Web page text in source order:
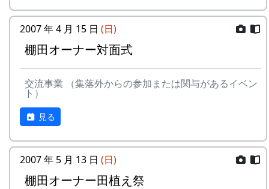
2007 年 4 月 15 日 (日)
棚田オーナー対面式
交流事業 （集落外からの参加または関与があるイベン
ト）
見る
2007 年 5 月 13 日 (日)
棚田オーナー田植え祭